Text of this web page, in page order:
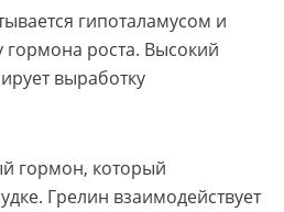
гипоталамусом и
гормона роста. Высокий
выработку
гормон, который
Грелин взаимодействует